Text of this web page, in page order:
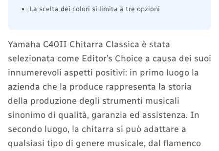
La scelta dei colori si limita a tre opzioni
Yamaha C40II Chitarra Classica è stata
selezionata come Editor’s Choice a causa dei suoi
innumerevoli aspetti positivi: in primo luogo la
azienda che la produce rappresenta la storia
della produzione degli strumenti musicali
sinonimo di qualità, garanzia ed assistenza. In
secondo luogo, la chitarra si può adattare a
qualsiasi tipo di genere musicale, dal flamenco